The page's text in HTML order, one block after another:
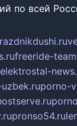
по всей
freeride-
elektrostal-
porno-
pronso54.ru